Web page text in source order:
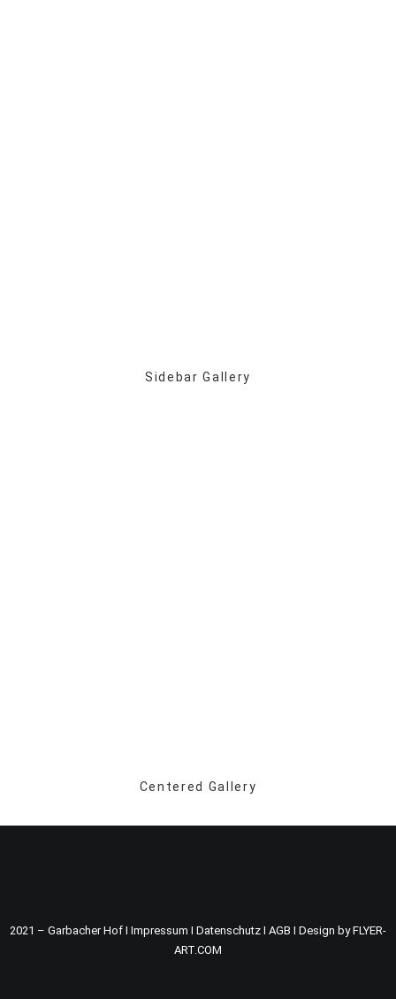
Sidebar Gallery
Centered Gallery
2021 – Garbacher Hof I Impressum I Datenschutz I AGB I Design by FLYER-
ART.COM